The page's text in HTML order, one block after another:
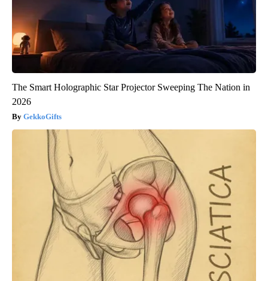
The Smart Holographic Star Projector Sweeping The Nation in
2026
GekkoGifts